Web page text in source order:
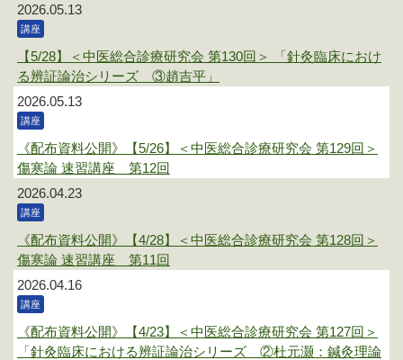
2026.05.13
講座
【5/28】＜中医総合診療研究会 第130回＞ 「針灸臨床におけ
る辨証論治シリーズ ③趙吉平」
2026.05.13
講座
《配布資料公開》【5/26】＜中医総合診療研究会 第129回＞
傷寒論 速習講座 第12回
2026.04.23
講座
《配布資料公開》【4/28】＜中医総合診療研究会 第128回＞
傷寒論 速習講座 第11回
2026.04.16
講座
《配布資料公開》【4/23】＜中医総合診療研究会 第127回＞
「針灸臨床における辨証論治シリーズ ②杜元灏：鍼灸理論